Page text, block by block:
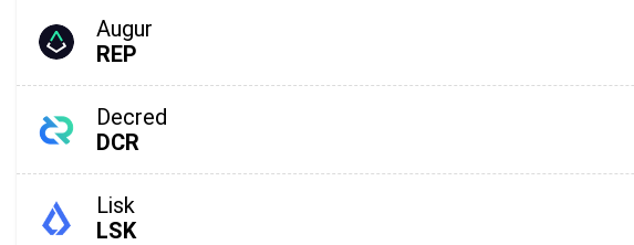
Augur
REP
Decred
DCR
Lisk
LSK